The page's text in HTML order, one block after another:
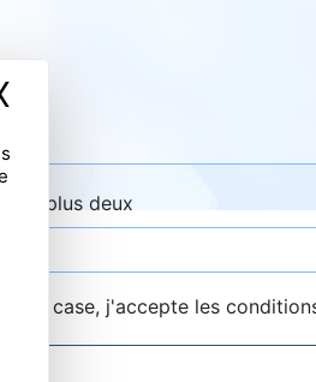
plus deux
cette case, j'accepte les